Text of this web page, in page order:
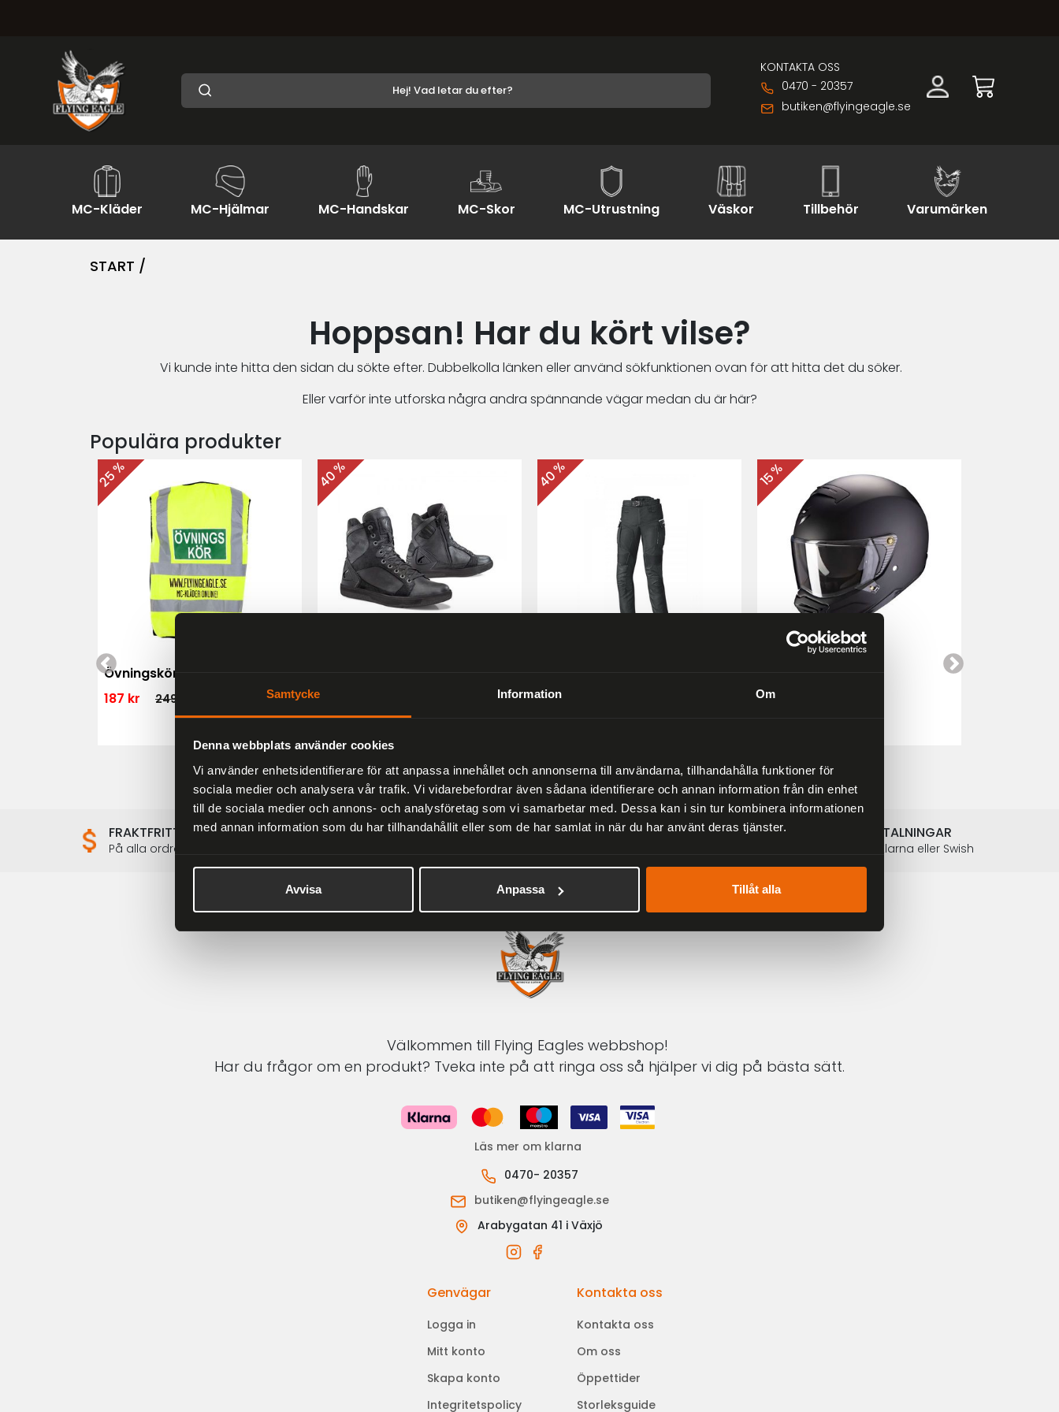
Samtycke Information Om
Denna webbplats använder cookies
Vi använder enhetsidentifierare för att anpassa innehållet och annonserna till användarna, tillhandahålla funktioner för
sociala medier och analysera vår trafik. Vi vidarebefordrar även sådana identifierare och annan information från din enhet
till de sociala medier och annons- och analysföretag som vi samarbetar med. Dessa kan i sin tur kombinera informationen
med annan information som du har tillhandahållit eller som de har samlat in när du har använt deras tjänster.
Avvisa Anpassa Tillåt alla
KONTAKTA OSS
0470 - 20357
butiken@flyingeagle.se
MC-Kläder MC-Hjälmar MC-Handskar MC-Skor MC-Utrustning Väskor Tillbehör Varumärken
START /
Hoppsan! Har du kört vilse?
Vi kunde inte hitta den sidan du sökte efter. Dubbelkolla länken eller använd sökfunktionen ovan för att hitta det du söker.
Eller varför inte utforska några andra spännande vägar medan du är här?
Populära produkter
25 %
Övningskörningsväst MC
187 kr
249 kr
40 % 40 %
Touring/Enduro MC-byxa
15 %
Mattsvart
FRAKTFRITT
På alla ordrar över 2000 kr
1-3 DAGAR LEVERANS SÄKRA BETALNINGAR
Betalkort, Klarna eller Swish
Välkommen till Flying Eagles webbshop!
Har du frågor om en produkt? Tveka inte på att ringa oss så hjälper vi dig på bästa sätt.
Läs mer om klarna
0470- 20357
butiken@flyingeagle.se
Arabygatan 41 i Växjö
Genvägar
Logga in
Mitt konto
Skapa konto
Integritetspolicy
Kontakta oss
Kontakta oss
Om oss
Öppettider
Storleksguide